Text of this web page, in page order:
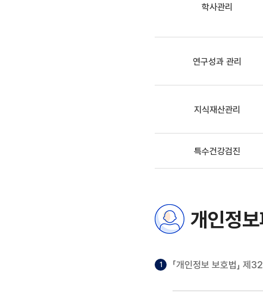
학사관리
연구성과 관리
지식재산관리
특수건강검진
개인정
「개인정보 보호법」